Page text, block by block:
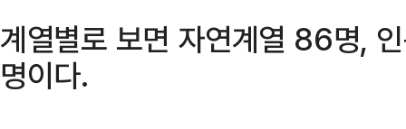
계열별로 보면 자연계열 86명,
명이다.